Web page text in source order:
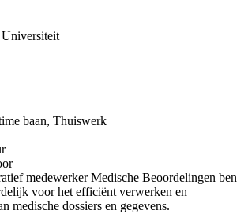
baan, Thuiswerk
medewerker Medische Beoordelingen ben
voor het efficiënt verwerken en
medische dossiers en gegevens.